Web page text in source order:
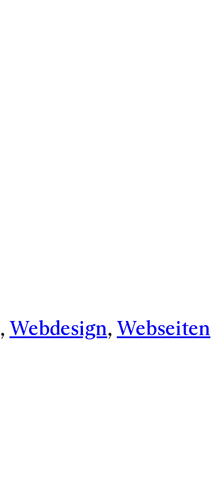
, Webdesign, Webseiten